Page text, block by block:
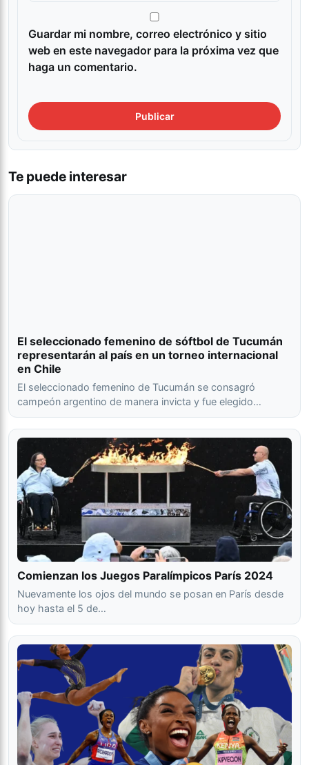
Guardar mi nombre, correo electrónico y sitio
web en este navegador para la próxima vez que
haga un comentario.
Te puede interesar
El seleccionado femenino de sóftbol de Tucumán
representarán al país en un torneo internacional
en Chile
El seleccionado femenino de Tucumán se consagró
campeón argentino de manera invicta y fue elegido…
Comienzan los Juegos Paralímpicos París 2024
Nuevamente los ojos del mundo se posan en París desde
hoy hasta el 5 de…